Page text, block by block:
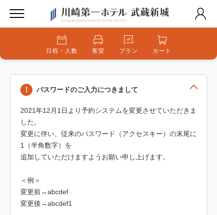
日程・人数 客室 プラン カート
パスワードのご入力につきまして
2021年12月1日より予約システムを変更させていただきま
した。
変更に伴い、従来のパスワード（アクセスキー）の末尾に
1（半角数字）を
追加していただけますようお願い申し上げます。
＜例＞
変更前→abcdef
変更後→abcdef1